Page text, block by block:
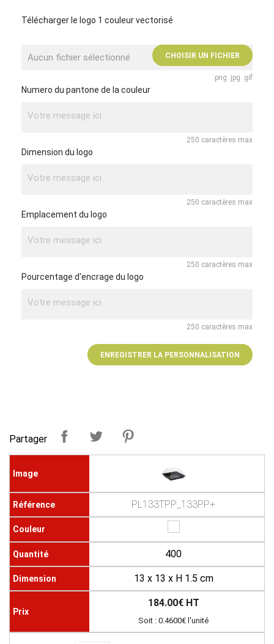
Télécharger le logo 1 couleur vectorisé
Aucun fichier sélectionné CHOISIR UN FICHIER
.png .jpg .gif
Numero du pantone de la couleur
250 caractères max
Dimension du logo
250 caractères max
Emplacement du logo
250 caractères max
Pourcentage d'encrage du logo
250 caractères max
ENREGISTRER LA PERSONNALISATION
Partager
PL133TPP_133PP+
400
13 x 13 x H 1.5 cm
184.00€ HT
Soit : 0.4600€ l'unité